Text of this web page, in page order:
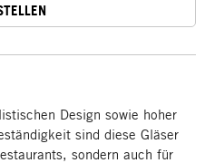
Design sowie hoher
sind diese Gläser
sondern auch für